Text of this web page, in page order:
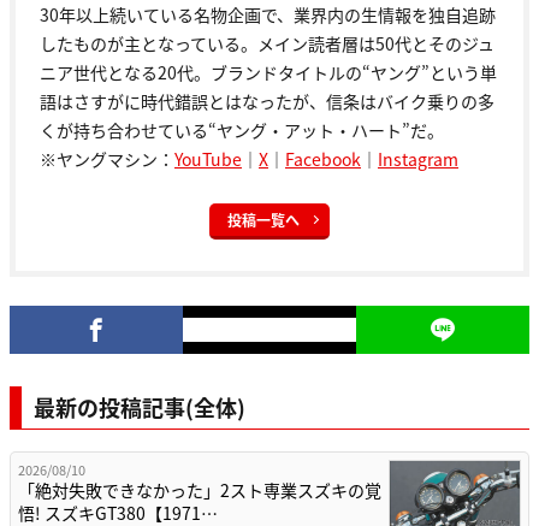
30年以上続いている名物企画で、業界内の生情報を独自追跡
したものが主となっている。メイン読者層は50代とそのジュ
ニア世代となる20代。ブランドタイトルの“ヤング”という単
語はさすがに時代錯誤とはなったが、信条はバイク乗りの多
くが持ち合わせている“ヤング・アット・ハート”だ。
※ヤングマシン： YouTube ｜ X ｜ Facebook ｜ Instagram
投稿一覧へ
最新の投稿記事(全体)
2026/08/10
「絶対失敗できなかった」2スト専業スズキの覚
悟! スズキGT380【1971…